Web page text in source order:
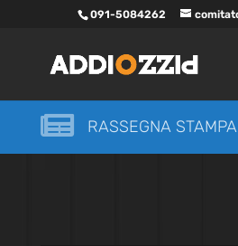
091-5084262
 RASSEGNA STAMPA